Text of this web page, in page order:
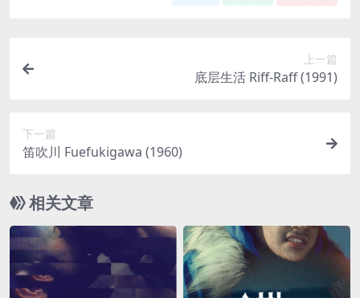
上一篇
底层生活 Riff-Raff (1991)
下一篇
笛吹川 Fuefukigawa (1960)
相关文章